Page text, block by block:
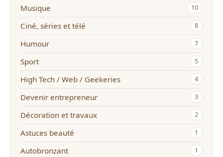
Musique 10
Ciné, séries et télé 8
Humour 7
Sport 5
High Tech / Web / Geekeries 4
Devenir entrepreneur 3
Décoration et travaux 2
Astuces beauté 1
Autobronzant 1